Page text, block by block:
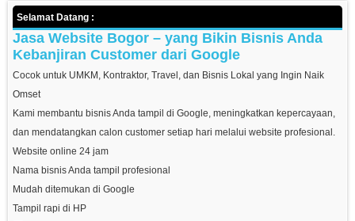
Selamat Datang :
Jasa Website Bogor – yang Bikin Bisnis Anda
Kebanjiran Customer dari Google
Cocok untuk UMKM, Kontraktor, Travel, dan Bisnis Lokal yang Ingin Naik
Omset
Kami membantu bisnis Anda tampil di Google, meningkatkan kepercayaan,
dan mendatangkan calon customer setiap hari melalui website profesional.
Website online 24 jam
Nama bisnis Anda tampil profesional
Mudah ditemukan di Google
Tampil rapi di HP